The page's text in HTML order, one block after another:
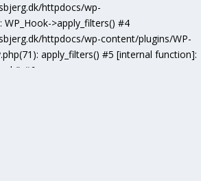
httpdocs/wp-
WP_Hook->apply_filters() #4
httpdocs/wp-content/plugins/WP-
apply_filters() #5 [internal function]:
#6